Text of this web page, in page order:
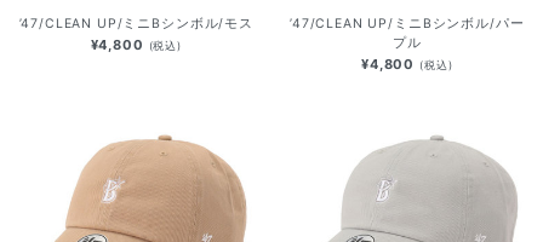
’47/CLEAN UP/ミニBシンボル/モス
¥4,800 (税込)
’47/CLEAN UP/ミニBシンボル/パー
プル
¥4,800 (税込)